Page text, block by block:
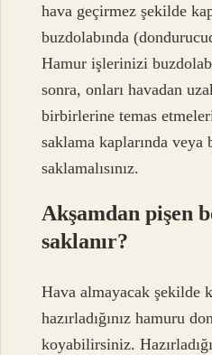
hava geçirmez şekilde
buzdolabında
Hamur işlerinizi
sonra, onları havadan
birbirlerine temas
saklama kaplarında veya
saklamalısınız.
Akşamdan pişen
saklanır?
Hava almayacak şekilde
hazırladığınız hamuru
koyabilirsiniz.